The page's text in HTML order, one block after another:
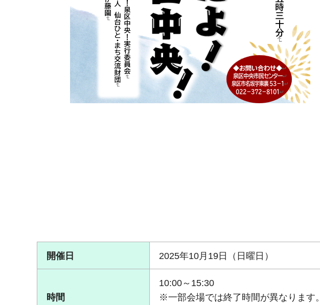
開催日 2025年10月19日（日曜日）
時間
10:00～15:30
※一部会場では終了時間が異なります。